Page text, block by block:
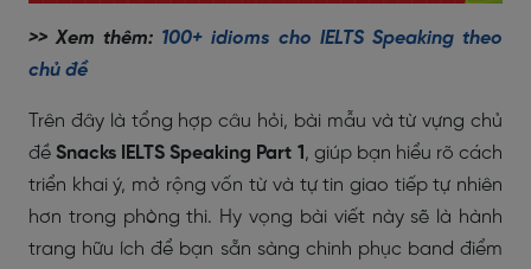
>> Xem thêm: 100+ idioms cho IELTS Speaking theo
chủ đề
Trên đây là tổng hợp câu hỏi, bài mẫu và từ vựng chủ
đềSnacks IELTS Speaking Part 1 , giúp bạn hiểu rõ cách
triển khai ý, mở rộng vốn từ và tự tin giao tiếp tự nhiên
hơn trong phòng thi. Hy vọng bài viết này sẽ là hành
trang hữu ích để bạn sẵn sàng chinh phục band điểm